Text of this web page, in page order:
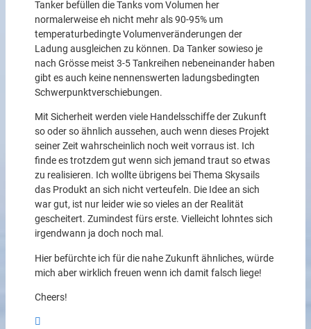
Tanker befüllen die Tanks vom Volumen her
normalerweise eh nicht mehr als 90-95% um
temperaturbedingte Volumenveränderungen der
Ladung ausgleichen zu können. Da Tanker sowieso je
nach Grösse meist 3-5 Tankreihen nebeneinander haben
gibt es auch keine nennenswerten ladungsbedingten
Schwerpunktverschiebungen.
Mit Sicherheit werden viele Handelsschiffe der Zukunft
so oder so ähnlich aussehen, auch wenn dieses Projekt
seiner Zeit wahrscheinlich noch weit vorraus ist. Ich
finde es trotzdem gut wenn sich jemand traut so etwas
zu realisieren. Ich wollte übrigens bei Thema Skysails
das Produkt an sich nicht verteufeln. Die Idee an sich
war gut, ist nur leider wie so vieles an der Realität
gescheitert. Zumindest fürs erste. Vielleicht lohntes sich
irgendwann ja doch noch mal.
Hier befürchte ich für die nahe Zukunft ähnliches, würde
mich aber wirklich freuen wenn ich damit falsch liege!
Cheers!